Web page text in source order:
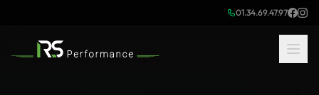
01.34.69.47.97